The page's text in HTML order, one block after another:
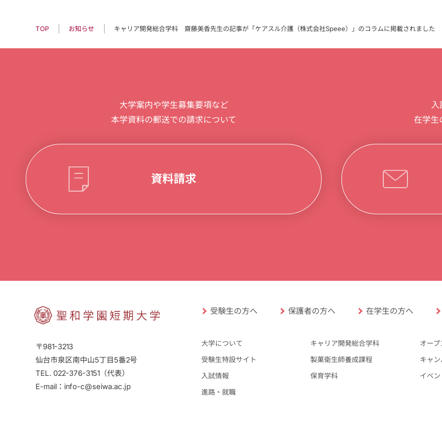
TOP お知らせ キャリア開発総合学科 齋藤美香先生の記事が「ケアスル介護（株式会社Speee）」のコラムに掲載されました
大学案内や学生募集要項など
本学資料の郵送での請求について
資料請求
入
在学生
〒981-3213
仙台市泉区南中山5丁目5番2号
TEL. 022-376-3151（代表）
E-mail：info-c@seiwa.ac.jp
受験生の方へ 保護者の方へ 在学生の方へ
大学について
受験生特設サイト
入試情報
進路・就職
キャリア開発総合学科
製菓衛生師養成課程
保育学科
オー
キャ
イベ